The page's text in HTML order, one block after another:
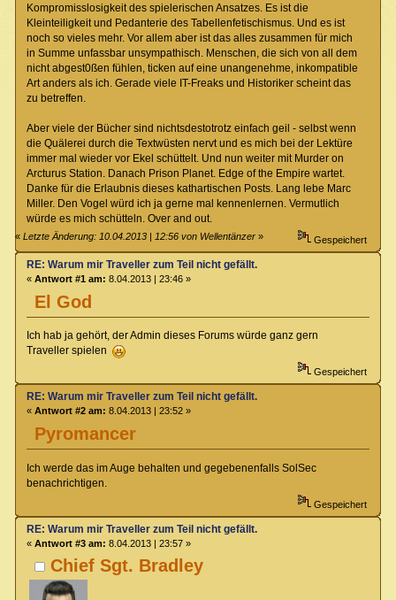
Kompromisslosigkeit des spielerischen Ansatzes. Es ist die
Kleinteiligkeit und Pedanterie des Tabellenfetischismus. Und es ist
noch so vieles mehr. Vor allem aber ist das alles zusammen für mich
in Summe unfassbar unsympathisch. Menschen, die sich von all dem
nicht abgest0ßen fühlen, ticken auf eine unangenehme, inkompatible
Art anders als ich. Gerade viele IT-Freaks und Historiker scheint das
zu betreffen.
Aber viele der Bücher sind nichtsdestotrotz einfach geil - selbst wenn
die Quälerei durch die Textwüsten nervt und es mich bei der Lektüre
immer mal wieder vor Ekel schüttelt. Und nun weiter mit Murder on
Arcturus Station. Danach Prison Planet. Edge of the Empire wartet.
Danke für die Erlaubnis dieses kathartischen Posts. Lang lebe Marc
Miller. Den Vogel würd ich ja gerne mal kennenlernen. Vermutlich
würde es mich schütteln. Over and out.
«Letzte Änderung: 10.04.2013 | 12:56 von Wellentänzer » Gespeichert
El God
RE: Warum mir Traveller zum Teil nicht gefällt.
« Antwort #1 am: 8.04.2013 | 23:46 »
Ich hab ja gehört, der Admin dieses Forums würde ganz gern
Traveller spielen
Gespeichert
Pyromancer
RE: Warum mir Traveller zum Teil nicht gefällt.
« Antwort #2 am: 8.04.2013 | 23:52 »
Ich werde das im Auge behalten und gegebenenfalls SolSec
benachrichtigen.
Gespeichert
Chief Sgt. Bradley
RE: Warum mir Traveller zum Teil nicht gefällt.
« Antwort #3 am: 8.04.2013 | 23:57 »